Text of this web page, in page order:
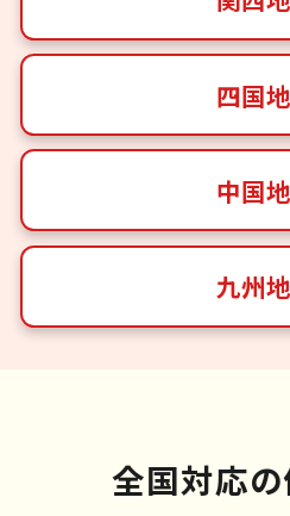
四国
中国
九州
全国対応